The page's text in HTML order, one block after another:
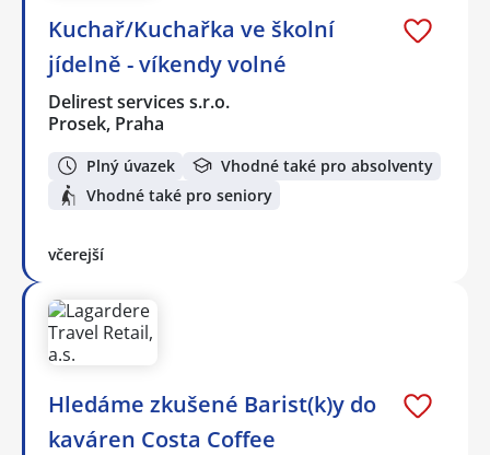
Kuchař/Kuchařka ve školní
jídelně - víkendy volné
Delirest services s.r.o.
Prosek, Praha
Plný úvazek
Vhodné také pro absolventy
Vhodné také pro seniory
včerejší
Hledáme zkušené Barist(k)y do
kaváren Costa Coffee